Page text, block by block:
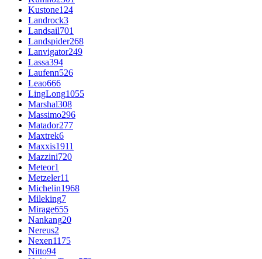
Kustone124
Landrock3
Landsail701
Landspider268
Lanvigator249
Lassa394
Laufenn526
Leao666
LingLong1055
Marshal308
Massimo296
Matador277
Maxtrek6
Maxxis1911
Mazzini720
Meteor1
Metzeler11
Michelin1968
Mileking7
Mirage655
Nankang20
Nereus2
Nexen1175
Nitto94